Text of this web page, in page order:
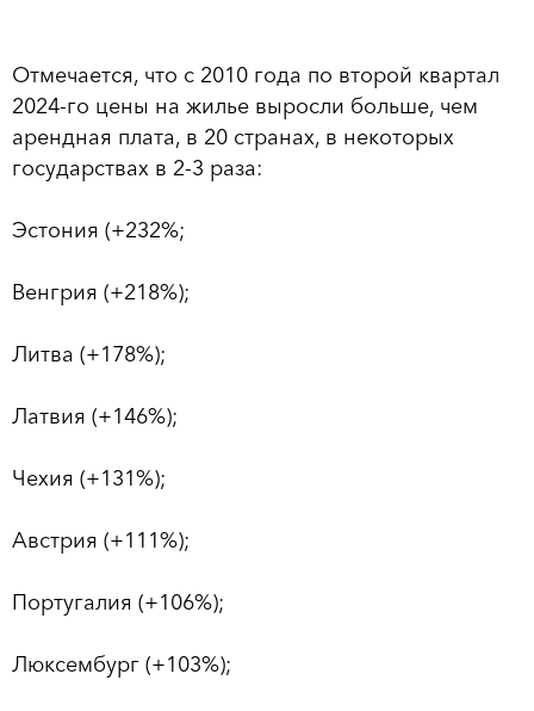
Отмечается, что с 2010 года по второй квартал
2024-го цены на жилье выросли больше, чем
арендная плата, в 20 странах, в некоторых
государствах в 2-3 раза:
Эстония (+232%;
Венгрия (+218%);
Литва (+178%);
Латвия (+146%);
Чехия (+131%);
Австрия (+111%);
Португалия (+106%);
Люксембург (+103%);